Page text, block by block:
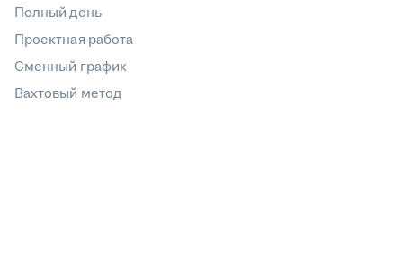
Полный день
Проектная работа
Сменный график
Вахтовый метод